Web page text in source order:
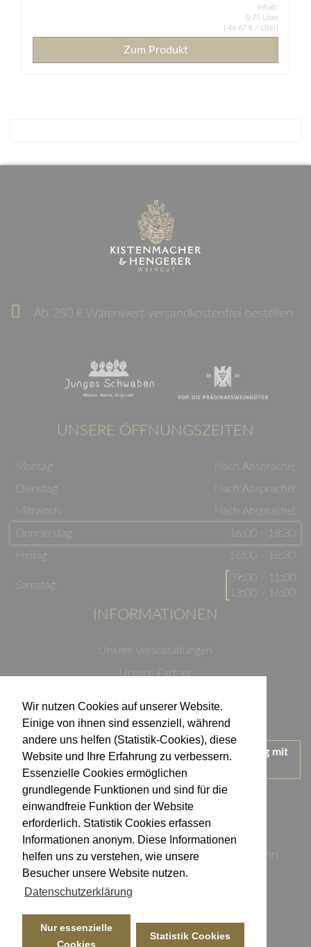
Wir nutzen Cookies auf unserer Website.
Einige von ihnen sind essenziell, während
andere uns helfen (Statistik-Cookies), diese
Website und Ihre Erfahrung zu verbessern.
Essenzielle Cookies ermöglichen
grundlegende Funktionen und sind für die
einwandfreie Funktion der Website
erforderlich. Statistik Cookies erfassen
Informationen anonym. Diese Informationen
helfen uns zu verstehen, wie unsere
Besucher unsere Website nutzen.
Datenschutzerklärung
Nur essenzielle
Cookies
Statistik Cookies
Inhalt:
0,75 Liter
46,67 € / Liter)
Zum Produkt
Ab 250 € Warenwert versandkostenfrei bestellen
UNSERE ÖFFNUNGSZEITEN
Montag
Nach Absprache!
Dienstag
Nach Absprache!
Mittwoch
Nach Absprache!
Donnerstag
16:00 - 18:30
Freitag
16:00 - 18:30
Samstag
09:00 - 11:00
13:00 - 16:00
INFORMATIONEN
Unsere Veranstaltungen
Unsere Partner
Impressum
Wir treten für einen verantwortungsvollen Umgang mit
Alkohol ein.
KONTAKT
Weingut Kistenmacher & Hengerer
Eugen-Nägele-Straße 23-25, 74074 Heilbronn
info@kistenmacher-hengerer.de
Telefax: 07131 - 17 23 50